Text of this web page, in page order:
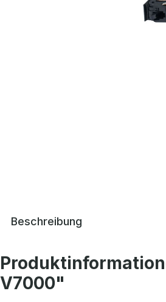
Beschreibung
V7000"